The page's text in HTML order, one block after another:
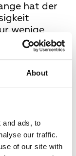
About
and ads, to
our traffic.
of our site with
hat der
wenige
den Luft-
der ISS